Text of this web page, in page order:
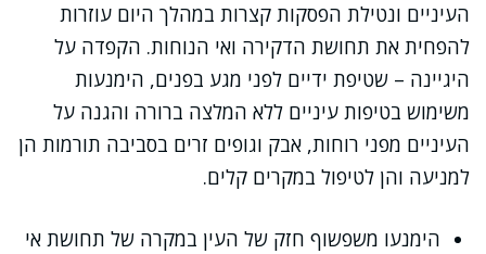
העיניים ונטילת הפסקות קצרות במהלך היום עוזרות
להפחית את תחושת הדקירה ואי הנוחות. הקפדה על
היגיינה – שטיפת ידיים לפני מגע בפנים, הימנעות
משימוש בטיפות עיניים ללא המלצה ברורה והגנה על
העיניים מפני רוחות, אבק וגופים זרים בסביבה תורמות הן
למניעה והן לטיפול במקרים קלים.
הימנעו משפשוף חזק של העין במקרה של תחושת אי